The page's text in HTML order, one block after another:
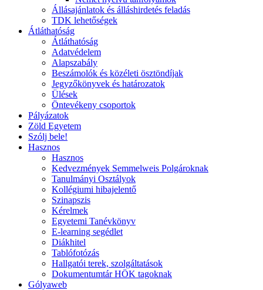
Állásajánlatok és álláshirdetés feladás
TDK lehetőségek
Átláthatóság
Átláthatóság
Adatvédelem
Alapszabály
Beszámolók és közéleti ösztöndíjak
Jegyzőkönyvek és határozatok
Ülések
Öntevékeny csoportok
Pályázatok
Zöld Egyetem
Szólj bele!
Hasznos
Hasznos
Kedvezmények Semmelweis Polgároknak
Tanulmányi Osztályok
Kollégiumi hibajelentő
Szinapszis
Kérelmek
Egyetemi Tanévkönyv
E-learning segédlet
Diákhitel
Tablófotózás
Hallgatói terek, szolgáltatások
Dokumentumtár HÖK tagoknak
Gólyaweb